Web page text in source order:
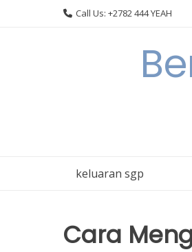
Call Us: +2782 444 YEAH
keluaran sgp
Cara